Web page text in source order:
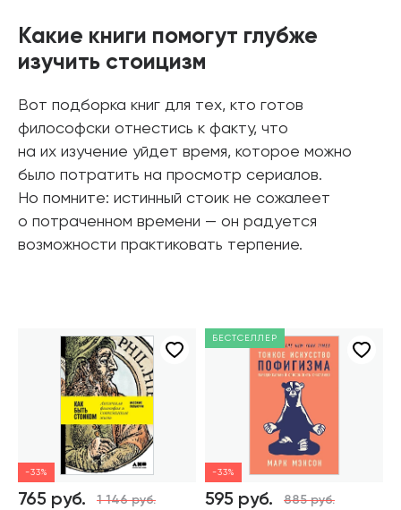
Какие книги помогут глубже
изучить стоицизм
Вот подборка книг для тех, кто готов
философски отнестись к факту, что
на их изучение уйдет время, которое можно
было потратить на просмотр сериалов.
Но помните: истинный стоик не сожалеет
о потраченном времени — он радуется
возможности практиковать терпение.
-33%
765 руб. 1 146 руб.
БЕСТСЕЛЛЕР
-33%
595 руб. 885 руб.